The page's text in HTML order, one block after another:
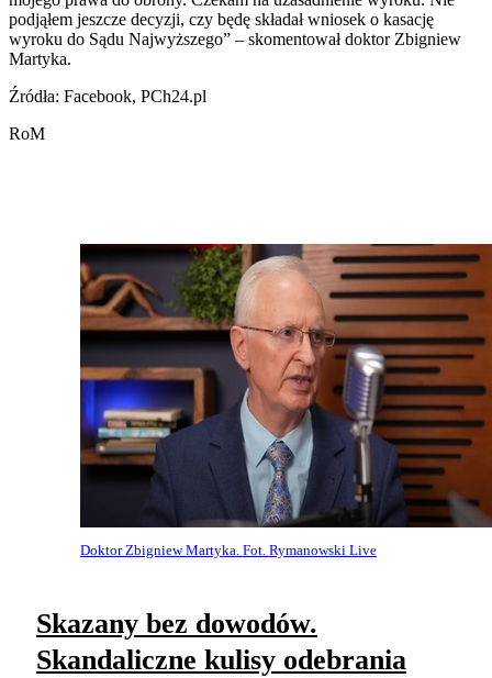
podjąłem jeszcze decyzji, czy będę składał wniosek o kasację
wyroku do Sądu Najwyższego” – skomentował doktor Zbigniew
Martyka.
Źródła: Facebook, PCh24.pl
RoM
Doktor Zbigniew Martyka. Fot. Rymanowski Live
Skazany bez dowodów.
Skandaliczne kulisy odebrania